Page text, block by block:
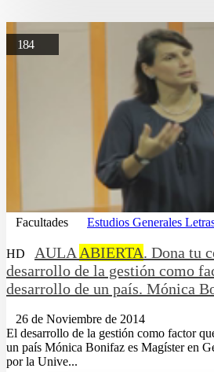
184
Facultades Estudios Generales
HD AULA ABIERTA. Dona tu
desarrollo de la gestión como
desarrollo de un país. Mónica
26 de Noviembre de 2014
El desarrollo de la gestión como factor
un país Mónica Bonifaz es Magíster en
por la Unive...